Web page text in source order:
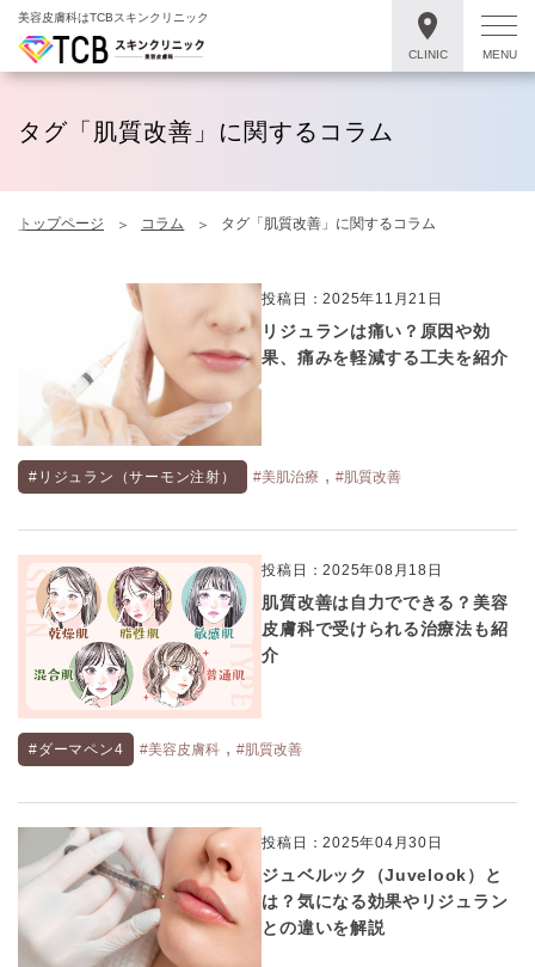
美容皮膚科はTCBスキンクリニック
タグ「肌質改善」に関するコラム
トップページ コラム タグ「肌質改善」に関するコラム
投稿日：2025年11月21日
リジュランは痛い？原因や効
果、痛みを軽減する工夫を紹介
#リジュラン（サーモン注射） #美肌治療 , #肌質改善
投稿日：2025年08月18日
肌質改善は自力でできる？美容
皮膚科で受けられる治療法も紹
介
#ダーマペン4 #美容皮膚科 , #肌質改善
投稿日：2025年04月30日
ジュベルック（Juvelook）と
は？気になる効果やリジュラン
との違いを解説
CLINIC MENU